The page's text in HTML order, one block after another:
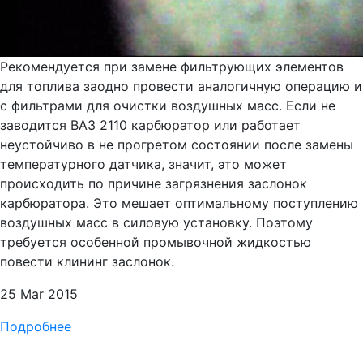
Рекомендуется при замене фильтрующих элементов
для топлива заодно провести аналогичную операцию и
с фильтрами для очистки воздушных масс. Если не
заводится ВАЗ 2110 карбюратор или работает
неустойчиво в не прогретом состоянии после замены
температурного датчика, значит, это может
происходить по причине загрязнения заслонок
карбюратора. Это мешает оптимальному поступлению
воздушных масс в силовую установку. Поэтому
требуется особенной промывочной жидкостью
повести клининг заслонок.
25 Mar 2015
Подробнее